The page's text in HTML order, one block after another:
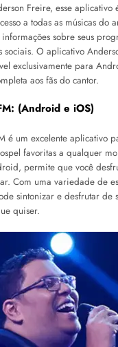
Freire, esse aplicativo
a todas as músicas do
sobre seus
sociais. O aplicativo
exclusivamente para
aos fãs do cantor.
(Android e iOS)
é um excelente aplicativo
favoritas a qualquer
permite que você
Com uma variedade de
sintonizar e desfrutar de
quiser.